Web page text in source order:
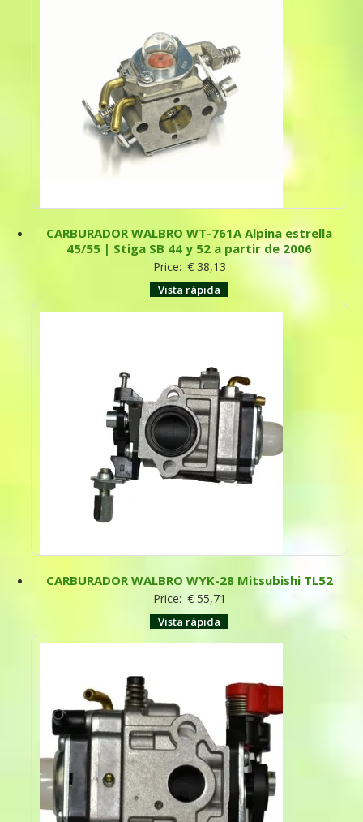
CARBURADOR WALBRO WT-761A Alpina estrella
45/55 | Stiga SB 44 y 52 a partir de 2006
Price: €38,13
Vista rápida
CARBURADOR WALBRO WYK-28 Mitsubishi TL52
Price: €55,71
Vista rápida